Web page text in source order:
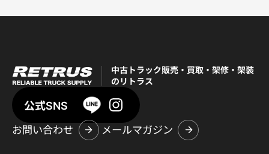
中古トラック販売・買取・架修・架装
のリトラス
公式SNS
お問い合わせ
メールマガジン